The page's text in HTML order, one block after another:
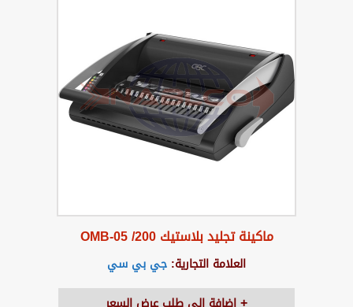
ماكينة تجليد بلاستيك OMB-05 /200
العلامة التجارية: جي بي سي